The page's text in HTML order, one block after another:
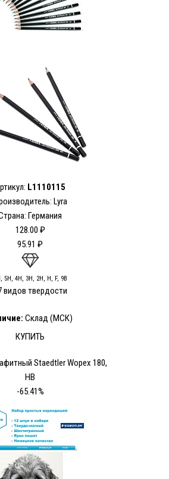
L1110115
Lyra
Германия
128.00 ₽
95.91 ₽
5H, 4Н, 3Н, 2H, H, F, 9В
видов твердости
Склад (МСК)
КУПИТЬ
Staedtler Wopex 180,
HB
-65.41%